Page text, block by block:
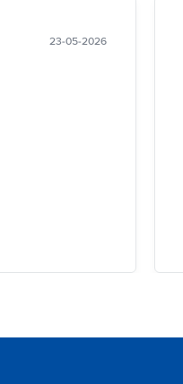
23-05-2026